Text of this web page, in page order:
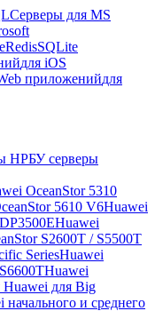
Серверы для MS
RedisSQLite
для iOS
приложенийдля
HPБУ серверы
OceanStor 5310
5610 V6Huawei
Huawei
S2600T / S5500T
SeriesHuawei
Huawei
для Big
и среднего